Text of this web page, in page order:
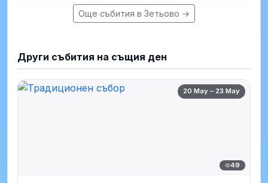
Още събития в Зетьово →
Други събития на същия ден
20 May – 23 May
49